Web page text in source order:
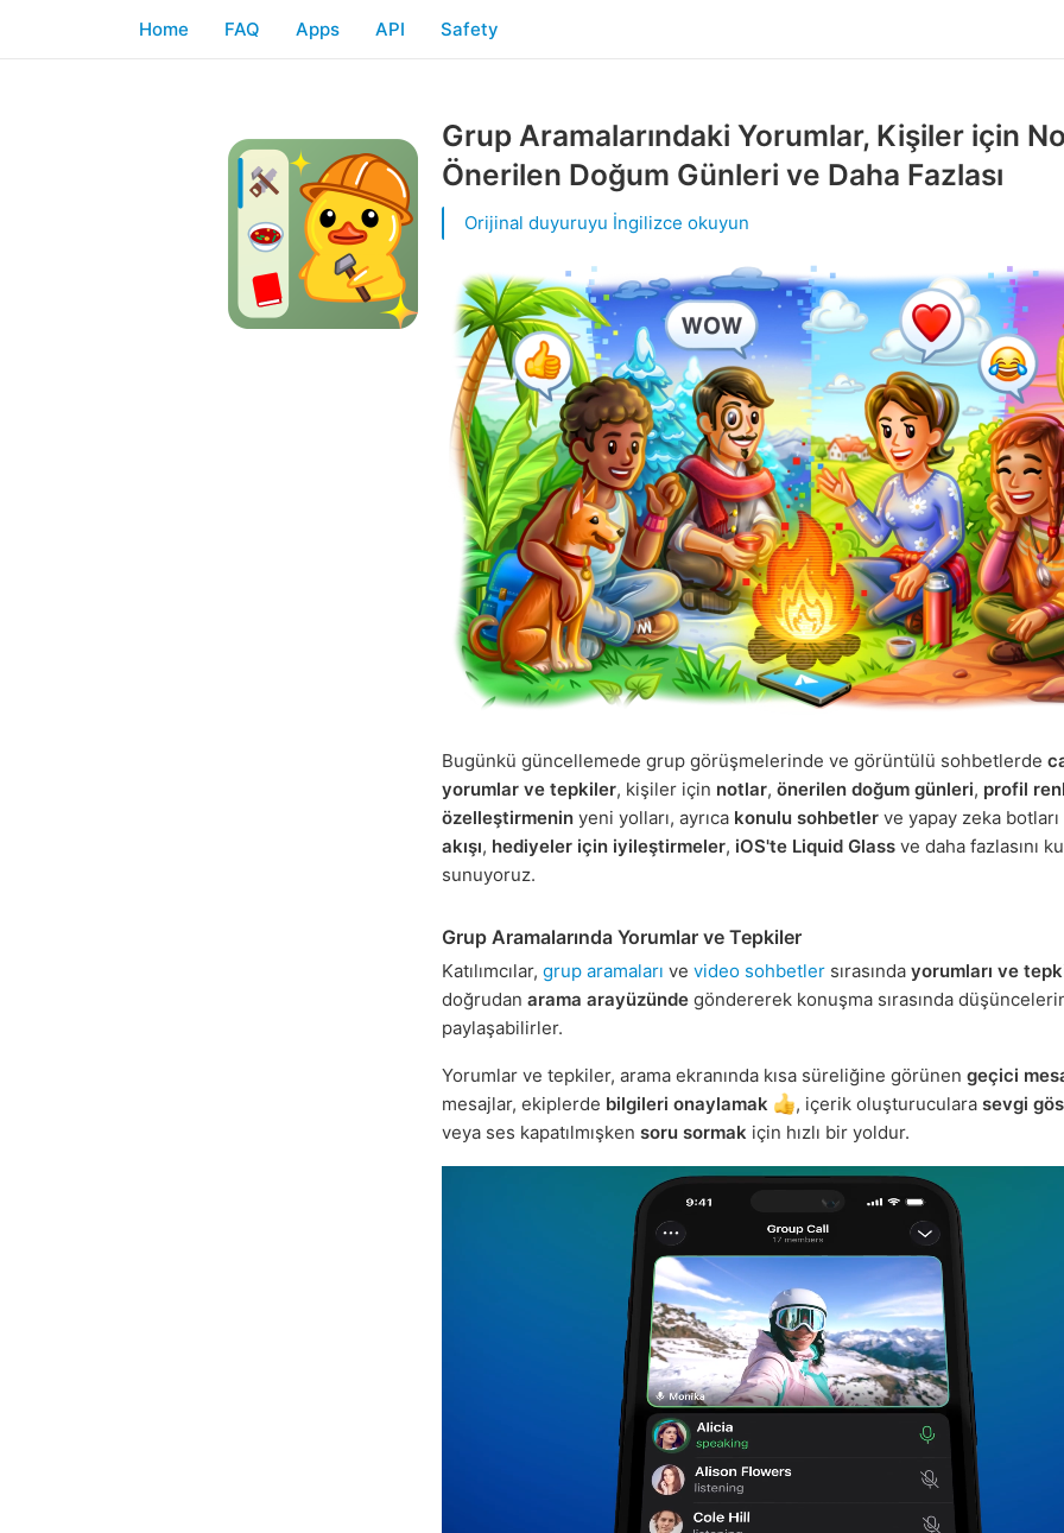
Home FAQ Apps API Safety
Grup Aramalarındaki Yorumlar, Kişiler için
Önerilen Doğum Günleri ve Daha Fazlası
Orijinal duyuruyu İngilizce okuyun
Bugünkü güncellemede grup görüşmelerinde ve görüntülü sohbetlerde
yorumlar ve tepkiler, kişiler için notlar, önerilen doğum günleri, profil
özelleştirmenin yeni yolları, ayrıca konulu sohbetler ve yapay zeka
akışı, hediyeler için iyileştirmeler, iOS'te Liquid Glass ve daha fazlasını
sunuyoruz.
Grup Aramalarında Yorumlar ve Tepkiler
Katılımcılar, grup aramaları ve video sohbetler sırasında yorumları ve
doğrudan arama arayüzünde göndererek konuşma sırasında
paylaşabilirler.
Yorumlar ve tepkiler, arama ekranında kısa süreliğine görünen geçici
mesajlar, ekiplerde bilgileri onaylamak , içerik oluşturucularasevgi
veya ses kapatılmışken soru sormak için hızlı bir yoldur.